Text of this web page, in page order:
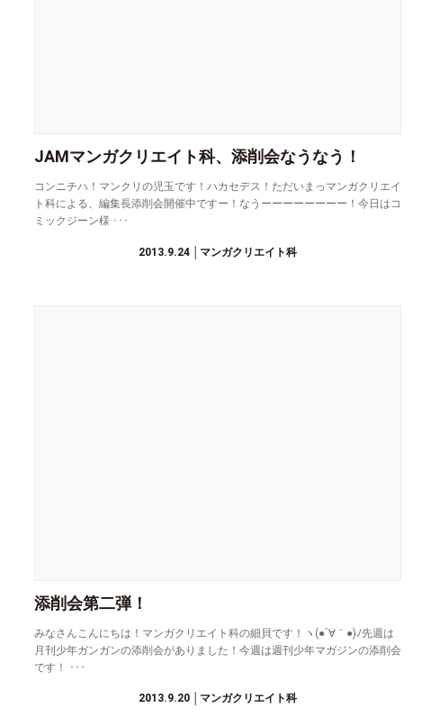
JAMマンガクリエイト科、添削会なうなう！
コンニチハ！マンクリの児玉です！ハカセデス！ただいまっマンガクリエイ
ト科による、編集長添削会開催中ですー！なうーーーーーーーー！今日はコ
ミックジーン様 ･･･
2013.9.24 │マンガクリエイト科
添削会第二弾！
みなさんこんにちは！マンガクリエイト科の細貝です！ヽ(●´∀｀●)ﾉ先週は
月刊少年ガンガンの添削会がありました！今週は週刊少年マガジンの添削会
です！ ･･･
2013.9.20 │マンガクリエイト科